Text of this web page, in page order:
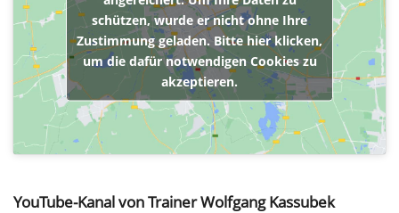
schützen, wurde er nicht ohne Ihre
Zustimmung geladen. Bitte hier klicken,
um die dafür notwendigen Cookies zu
akzeptieren.
YouTube-Kanal von Trainer Wolfgang Kassubek